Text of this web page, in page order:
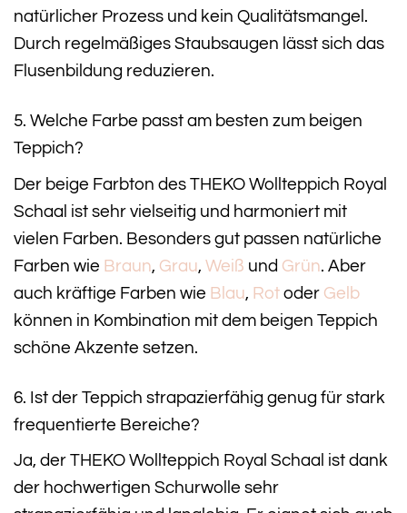
natürlicher Prozess und kein Qualitätsmangel.
Durch regelmäßiges Staubsaugen lässt sich das
Flusenbildung reduzieren.
5. Welche Farbe passt am besten zum beigen
Teppich?
Der beige Farbton des THEKO Wollteppich Royal
Schaal ist sehr vielseitig und harmoniert mit
vielen Farben. Besonders gut passen natürliche
Farben wie Braun, Grau, Weiß und Grün. Aber
auch kräftige Farben wie Blau, Rot oder Gelb
können in Kombination mit dem beigen Teppich
schöne Akzente setzen.
6. Ist der Teppich strapazierfähig genug für stark
frequentierte Bereiche?
Ja, der THEKO Wollteppich Royal Schaal ist dank
der hochwertigen Schurwolle sehr